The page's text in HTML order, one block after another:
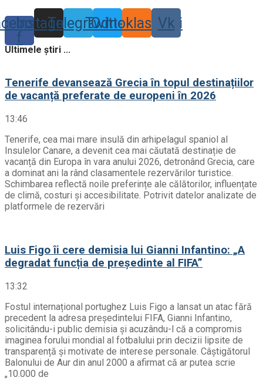
f
Instagram
TelegramTwitter
Odnoklassniki
Vk
Ultimele știri ...
Tenerife devansează Grecia în topul destinațiilor
de vacanță preferate de europeni în 2026
13:46
Tenerife, cea mai mare insulă din arhipelagul spaniol al
Insulelor Canare, a devenit cea mai căutată destinație de
vacanță din Europa în vara anului 2026, detronând Grecia, care
a dominat ani la rând clasamentele rezervărilor turistice.
Schimbarea reflectă noile preferințe ale călătorilor, influențate
de climă, costuri și accesibilitate. Potrivit datelor analizate de
platformele de rezervări
Luis Figo îi cere demisia lui Gianni Infantino: „A
degradat funcția de președinte al FIFA”
13:32
Fostul internațional portughez Luis Figo a lansat un atac fără
precedent la adresa președintelui FIFA, Gianni Infantino,
solicitându-i public demisia și acuzându-l că a compromis
imaginea forului mondial al fotbalului prin decizii lipsite de
transparență și motivate de interese personale. Câștigătorul
Balonului de Aur din anul 2000 a afirmat că ar putea scrie
„10.000 de